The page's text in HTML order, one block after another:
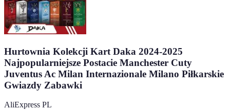
Hurtownia Kolekcji Kart Daka 2024-2025
Najpopularniejsze Postacie Manchester Cuty
Juventus Ac Milan Internazionale Milano Piłkarskie
Gwiazdy Zabawki
AliExpress PL